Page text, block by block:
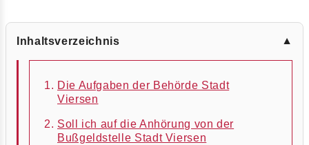
Inhaltsverzeichnis ▼
Die Aufgaben der Behörde Stadt
Viersen
Soll ich auf die Anhörung von der
Bußgeldstelle Stadt Viersen